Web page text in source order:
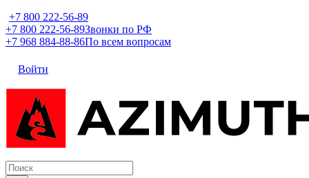
+7 800 222-56-89
+7 800 222-56-89Звонки по РФ
+7 968 884-88-86По всем вопросам
Войти